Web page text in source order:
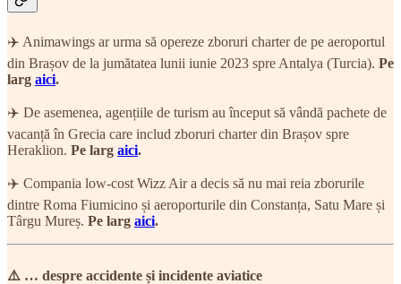
✈️ Animawings ar urma să opereze zboruri charter de pe aeroportul
din Brașov de la jumătatea lunii iunie 2023 spre Antalya (Turcia). Pe
larg aici.
✈️ De asemenea, agențiile de turism au început să vândă pachete de
vacanță în Grecia care includ zboruri charter din Brașov spre
Heraklion. Pe larg aici.
✈️ Compania low-cost Wizz Air a decis să nu mai reia zborurile
dintre Roma Fiumicino și aeroporturile din Constanța, Satu Mare și
Târgu Mureș. Pe larg aici.
⚠️ … despre accidente și incidente aviatice